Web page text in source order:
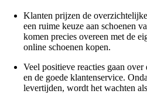
Klanten prijzen de
een ruime keuze aan schoenen
komen precies overeen met de
online schoenen kopen.
Veel positieve reacties gaan
en de goede klantenservice.
levertijden, wordt het wachten